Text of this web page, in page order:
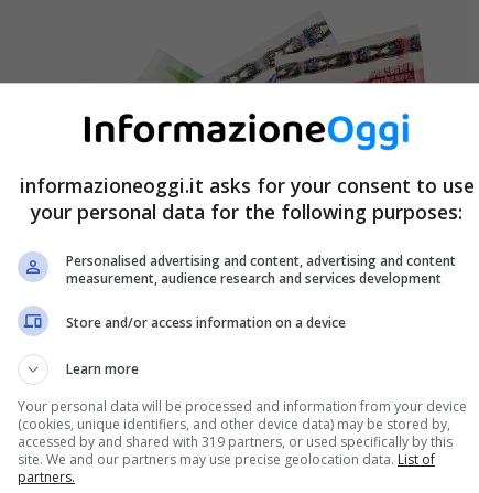
modifica anti-burocrazia secondo la quale dal 2023
informazioneoggi.it asks for your consent to use
your personal data for the following purposes:
Personalised advertising and content, advertising and content
measurement, audience research and services development
Store and/or access information on a device
Learn more
Your personal data will be processed and information from your device
(cookies, unique identifiers, and other device data) may be stored by,
accessed by and shared with 319 partners, or used specifically by this
site. We and our partners may use precise geolocation data. List of
partners.